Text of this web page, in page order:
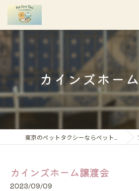
カインズホー
カインズホーム譲渡会
2023/09/09